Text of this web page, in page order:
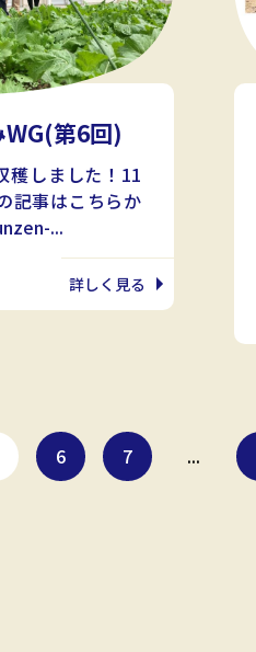
第6回)
穫しました！11
記事はこちらか
...
詳しく見る
6 7 ...